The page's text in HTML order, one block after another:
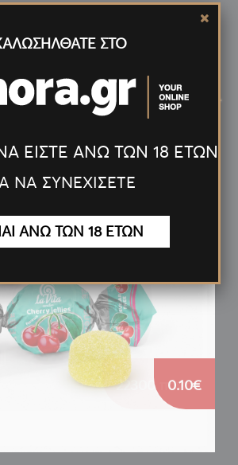
Προϊόντα
0.10€
>
ΣΤΟ
ΕΙΣΤΕ ΑΝΩ ΤΩΝ 18 ΕΤΩΝ
ΝΑ ΣΥΝΕΧΙΣΕΤΕ
ΑΝΩ ΤΩΝ 18 ΕΤΩΝ